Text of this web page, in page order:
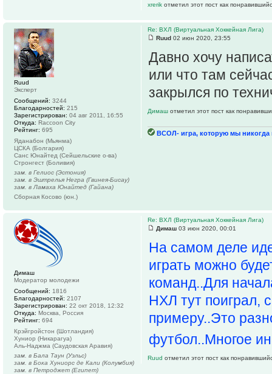
xrerik отметил этот пост как
Re: ВХЛ (Виртуальная Хоккейная Лига)
Ruud 02 июн 2020, 23:55
Давно хочу
или что там
закрылся по
Димаш отметил этот пост как
ВСОЛ- игра, которую мы никогда
Ruud
Эксперт
Сообщений: 3244
Благодарностей: 215
Зарегистрирован: 04 авг 2011, 16:55
Откуда: Raccoon City
Рейтинг: 695
Яданабон (Мьянма)
ЦСКА (Болгария)
Санс Юнайтед (Сейшельские о-ва)
Стронгест (Боливия)
зам. в Гелиос (Эстония)
зам. в Эштрелья Негра (Гвинея-Бисау)
зам. в Ламаха Юнайтед (Гайана)
Сборная Косово (юн.)
Re: ВХЛ (Виртуальная Хоккейная Лига)
Димаш 03 июн 2020, 00:01
На самом деле
играть можно
команд..Для
НХЛ тут поиграл,
примеру..Это
футбол..Многое
Ruud отметил этот пост как
Димаш
Модератор молодежи
Сообщений: 1816
Благодарностей: 2107
Зарегистрирован: 22 окт 2018, 12:32
Откуда: Москва, Россия
Рейтинг: 694
Крэйгройстон (Шотландия)
Хуниор (Никарагуа)
Аль-Наджма (Саудовская Аравия)
зам. в Бала Таун (Уэльс)
зам. в Бока Хуниорс де Кали (Колумбия)
зам. в Петроджет (Египет)